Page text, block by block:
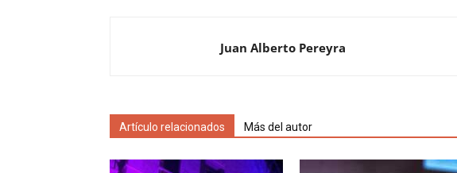
Juan Alberto Pereyra
Artículo relacionados Más del autor